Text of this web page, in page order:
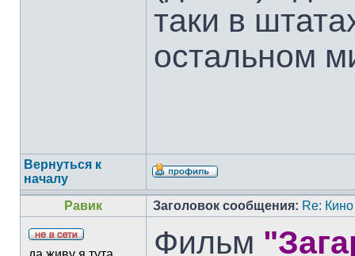
таки в
остальном
Вернуться к
началу
Равик
Заголовок сообщения: Re: Кино
Фильм